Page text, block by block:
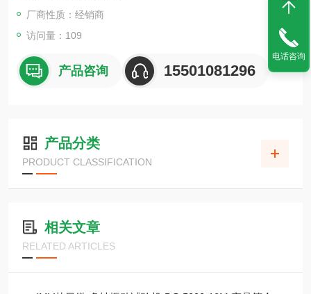
厂商性质：经销商
访问量：109
产品咨询 15501081296
产品分类
PRODUCT CLASSIFICATION
相关文章
RELATED ARTICLES
电话咨询